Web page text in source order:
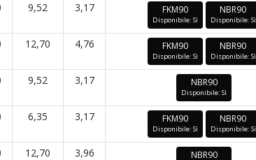
9,52 3,17 FKM90
Disponibile: Sì
NBR90
Disponibile: Sì
12,70 4,76 FKM90
Disponibile: Sì
NBR90
Disponibile: Sì
9,52 3,17 NBR90
Disponibile: Sì
6,35 3,17 FKM90
Disponibile: Sì
NBR90
Disponibile: Sì
12,70 3,96 NBR90